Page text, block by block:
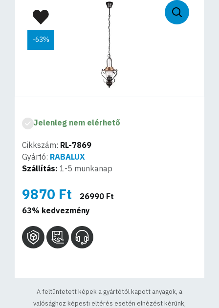
-63%
Jelenleg nem elérhető
Cikkszám: RL-7869
Gyártó: RABALUX
Szállítás: 1-5 munkanap
9870 Ft
26990 Ft
63% kedvezmény
A feltűntetett képek a gyártótól kapott anyagok, a
valósághoz képesti eltérés esetén elnézést kérünk,